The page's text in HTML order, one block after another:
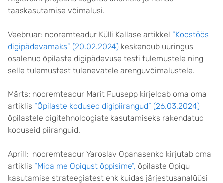
taaskasutamise võimalusi.
Veebruar: nooremteadur Külli Kallase artikkel “Koostöös
digipädevamaks” (20.02.2024) keskendub uuringus
osalenud õpilaste digipädevuse testi tulemustele ning
selle tulemustest tulenevatele arenguvõimalustele.
Märts: nooremteadur Marit Puusepp kirjeldab oma oma
artiklis “Õpilaste kodused digipiirangud” (26.03.2024)
õpilastele digitehnoloogiate kasutamiseks rakendatud
koduseid piiranguid.
Aprill: nooremteadur Yaroslav Opanasenko kirjutab oma
artiklis “Mida me Opiqust õppisime”, õpilaste Opiqu
kasutamise strateegiatest ehk kuidas järjestusanalüüsi